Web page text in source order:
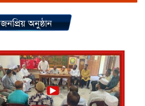
জনপ্রিয় অনুষ্ঠান